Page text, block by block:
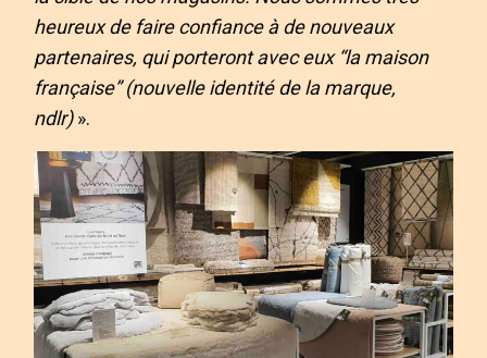
heureux de faire confiance à de nouveaux
partenaires, qui porteront avec eux “la maison
française” (nouvelle identité de la marque,
ndlr)».